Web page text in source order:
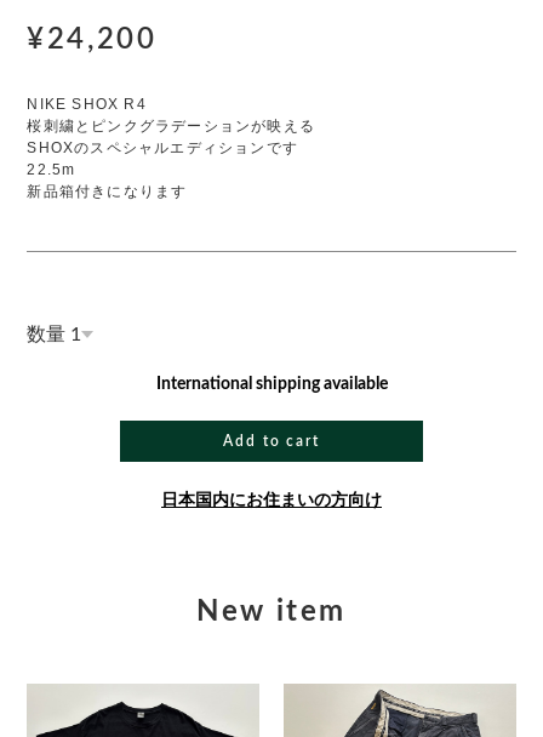
¥24,200
NIKE SHOX R4
桜刺繍とピンクグラデーションが映える
SHOXのスペシャルエディションです
22.5m
新品箱付きになります
数量
International shipping available
Add to cart
日本国内にお住まいの方向け
New item